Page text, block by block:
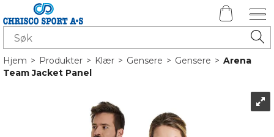
Hjem> Produkter> Klær>Gensere>Gensere>Arena
Team Jacket Panel